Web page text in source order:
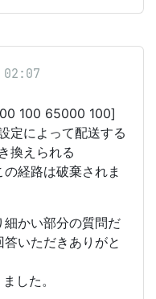
100 65000 100]
定によって配送する
換えられる
経路は破棄されま
かい部分の質問だ
いただきありがと
した。